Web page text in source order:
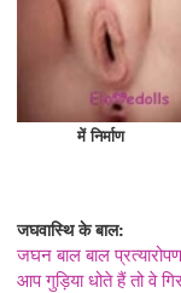
में निर्माण
जघवास्थि के बाल:
जघन बाल बाल
आप गुड़िया धोते हैं तो वे